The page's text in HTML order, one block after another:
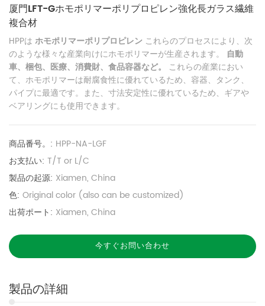
厦門LFT-Gホモポリマーポリプロピレン強化長ガラス繊維
複合材
HPPは ホモポリマーポリプロピレン これらのプロセスにより、次
のような様々な産業向けにホモポリマーが生産されます。 自動
車、梱包、医療、消費財、食品容器など。 これらの産業におい
て、ホモポリマーは耐腐食性に優れているため、容器、タンク、
パイプに最適です。また、寸法安定性に優れているため、ギアや
ベアリングにも使用できます。
商品番号。: HPP-NA-LGF
お支払い: T/T or L/C
製品の起源: Xiamen, China
色: Original color (also can be customized)
出荷ポート: Xiamen, China
今すぐお問い合わせ
製品の詳細